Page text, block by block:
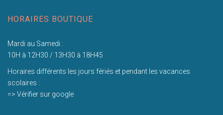
HORAIRES BOUTIQUE
Mardi au Samedi :
10H à 12H30 / 13H30 à 18H45
Horaires différents les jours fériés et pendant les vacances
scolaires :
=> Vérifier sur google